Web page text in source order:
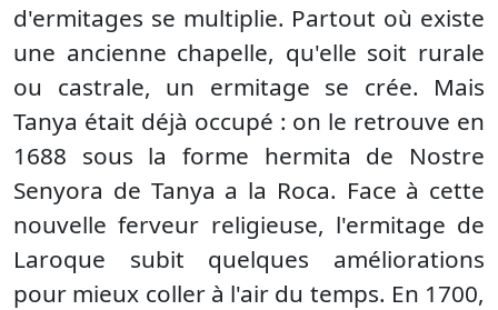
d'ermitages se multiplie. Partout où existe
une ancienne chapelle, qu'elle soit rurale
ou castrale, un ermitage se crée. Mais
Tanya était déjà occupé : on le retrouve en
1688 sous la forme hermita de Nostre
Senyora de Tanya a la Roca. Face à cette
nouvelle ferveur religieuse, l'ermitage de
Laroque subit quelques améliorations
pour mieux coller à l'air du temps. En 1700,